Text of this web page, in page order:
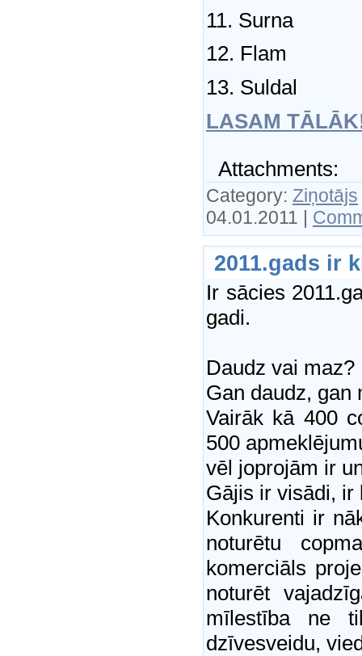
11. Surna
12. Flam
13. Suldal
LASAM
Attachments:
Category: Ziņotājs
04.01.2011
2011.gads ir
Ir sācies
gadi.
Daudz vai maz?
Gan daudz, gan
Vairāk kā 400
500
vēl joprojām ir
Gājis ir visādi,
Konkurenti ir
noturētu
komerciāls
noturēt
mīlestība ne
dzīvesveidu,